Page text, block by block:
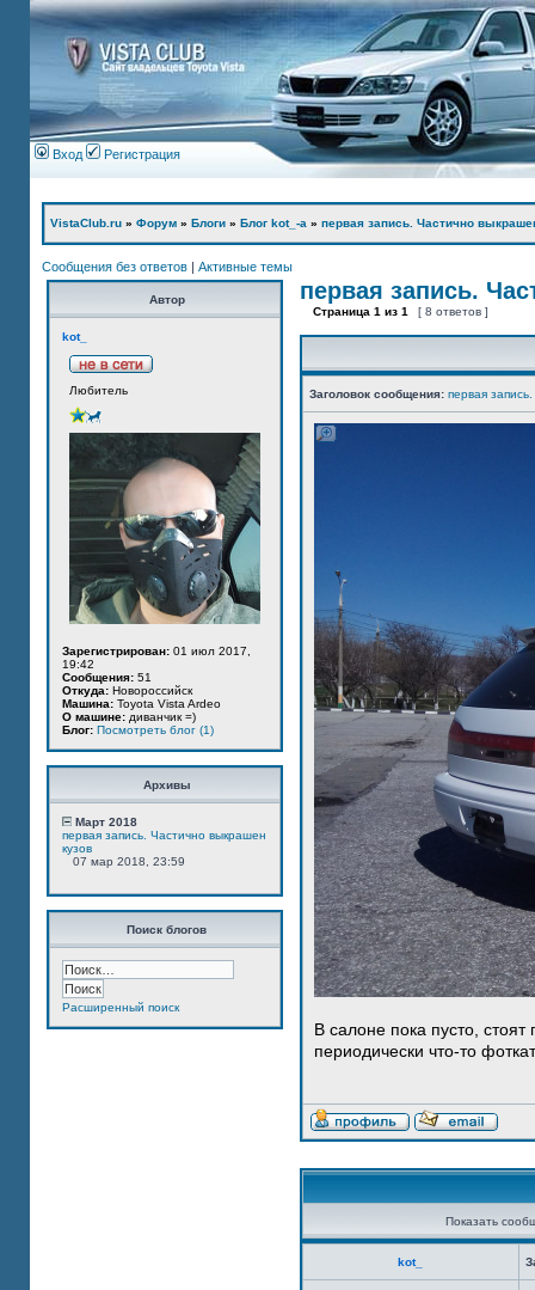
Вход Регистрация
VistaClub.ru » Форум » Блоги » Блог kot_-а » первая запись. Частично
Сообщения без ответов | Активные темы
Автор
kot_
Любитель
Зарегистрирован: 01 июл 2017,
19:42
Сообщения: 51
Откуда: Новороссийск
Машина: Toyota Vista Ardeo
О машине: диванчик =)
Блог: Посмотреть блог (1)
Архивы
Март 2018
первая запись. Частично выкрашен
кузов
07 мар 2018, 23:59
Поиск блогов
Расширенный поиск
первая запись.
Страница 1 из 1 [ 8 ответов ]
Заголовок сообщения: первая
В салоне пока пусто,
периодически что-то
Показать
kot_